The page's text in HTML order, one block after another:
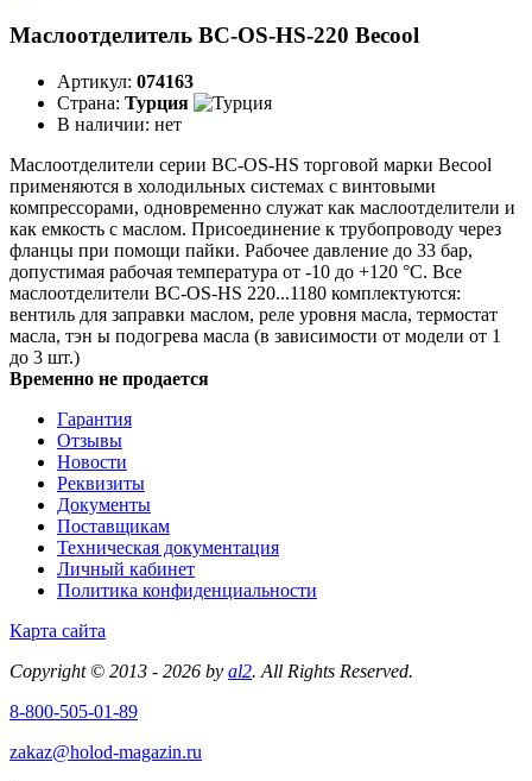
Маслоотделитель BC-OS-HS-220 Becool
Артикул: 074163
Страна: Турция
В наличии: нет
Маслоотделители серии BC-OS-HS торговой марки Becool
применяются в холодильных системах с винтовыми
компрессорами, одновременно служат как маслоотделители и
как емкость с маслом. Присоединение к трубопроводу через
фланцы при помощи пайки. Рабочее давление до 33 бар,
допустимая рабочая температура от -10 до +120 °C. Все
маслоотделители BC-OS-HS 220...1180 комплектуются:
вентиль для заправки маслом, реле уровня масла, термостат
масла, тэн ы подогрева масла (в зависимости от модели от 1
до 3 шт.)
Временно не продается
Гарантия
Отзывы
Новости
Реквизиты
Документы
Поставщикам
Техническая документация
Личный кабинет
Политика конфиденциальности
Карта сайта
Copyright © 2013 - 2026 by al2. All Rights Reserved.
8-800-505-01-89
zakaz@holod-magazin.ru